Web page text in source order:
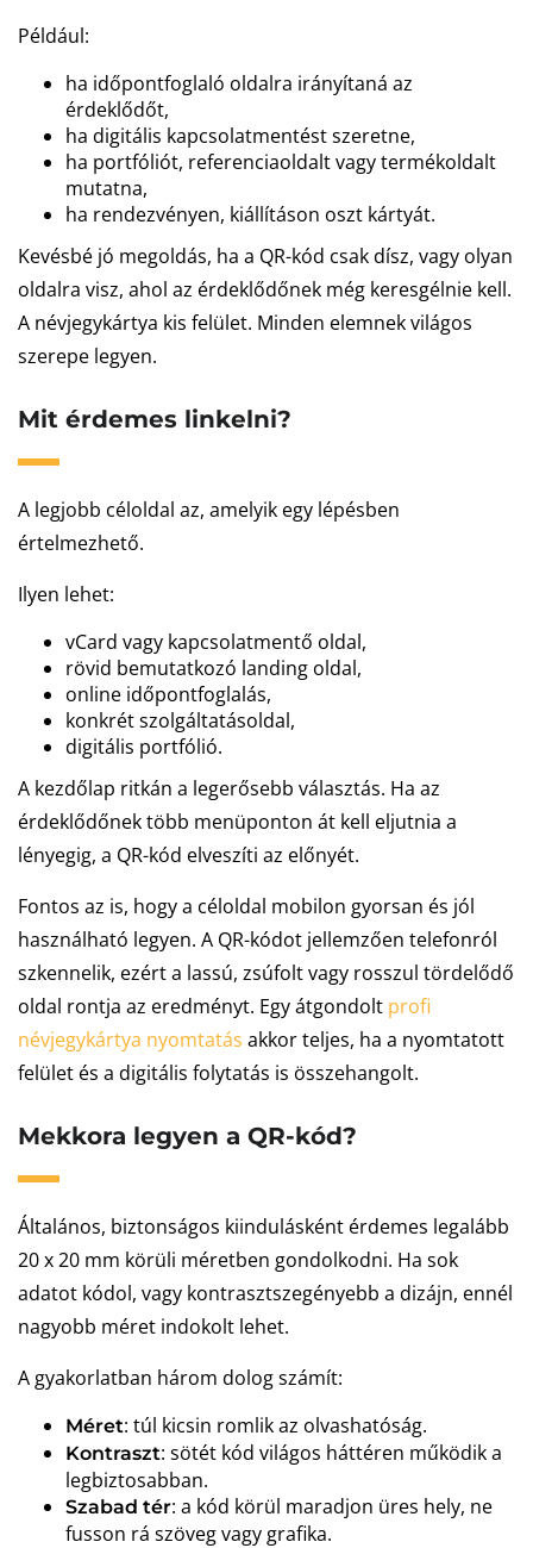
Például:
ha időpontfoglaló oldalra irányítaná az
érdeklődőt,
ha digitális kapcsolatmentést szeretne,
ha portfóliót, referenciaoldalt vagy termékoldalt
mutatna,
ha rendezvényen, kiállításon oszt kártyát.
Kevésbé jó megoldás, ha a QR-kód csak dísz, vagy olyan
oldalra visz, ahol az érdeklődőnek még keresgélnie kell.
A névjegykártya kis felület. Minden elemnek világos
szerepe legyen.
Mit érdemes linkelni?
A legjobb céloldal az, amelyik egy lépésben
értelmezhető.
Ilyen lehet:
vCard vagy kapcsolatmentő oldal,
rövid bemutatkozó landing oldal,
online időpontfoglalás,
konkrét szolgáltatásoldal,
digitális portfólió.
A kezdőlap ritkán a legerősebb választás. Ha az
érdeklődőnek több menüponton át kell eljutnia a
lényegig, a QR-kód elveszíti az előnyét.
Fontos az is, hogy a céloldal mobilon gyorsan és jól
használható legyen. A QR-kódot jellemzően telefonról
szkennelik, ezért a lassú, zsúfolt vagy rosszul tördelődő
oldal rontja az eredményt. Egy átgondolt profi
névjegykártya nyomtatás akkor teljes, ha a nyomtatott
felület és a digitális folytatás is összehangolt.
Mekkora legyen a QR-kód?
Általános, biztonságos kiindulásként érdemes legalább
20 x 20 mm körüli méretben gondolkodni. Ha sok
adatot kódol, vagy kontrasztszegényebb a dizájn, ennél
nagyobb méret indokolt lehet.
A gyakorlatban három dolog számít:
Méret: túl kicsin romlik az olvashatóság.
Kontraszt: sötét kód világos háttéren működik a
legbiztosabban.
Szabad tér: a kód körül maradjon üres hely, ne
fusson rá szöveg vagy grafika.